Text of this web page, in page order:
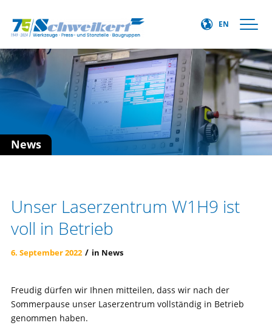
EN
News
Unser Laserzentrum W1H9 ist
voll in Betrieb
6. September 2022 / in News
Freudig dürfen wir Ihnen mitteilen, dass wir nach der
Sommerpause unser Laserzentrum vollständig in Betrieb
genommen haben.